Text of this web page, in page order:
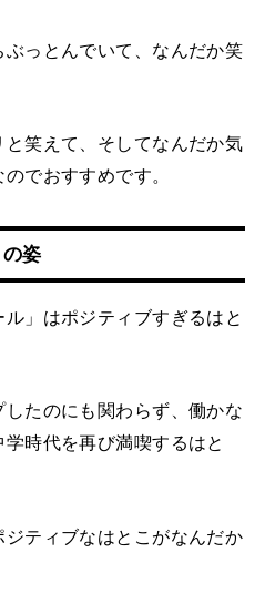
っとんでいて、なんだか笑
笑えて、そしてなんだか気
でおすすめです。
姿
ル」はポジティブすぎるはと
たのにも関わらず、働かな
時代を再び満喫するはと
ティブなはとこがなんだか